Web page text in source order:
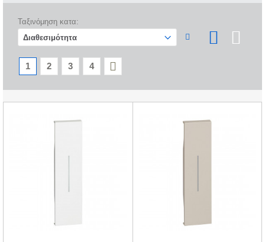
Ταξινόμηση κατα:
1 2 3 4